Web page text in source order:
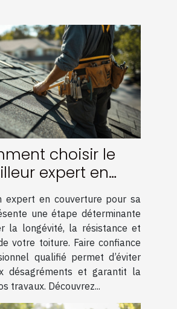
choisir le
expert en
pour votre
maison
expert en couverture pour sa
une étape déterminante
la longévité, la résistance et
votre toiture. Faire confiance
qualifié permet d’éviter
désagréments et garantit la
travaux. Découvrez...